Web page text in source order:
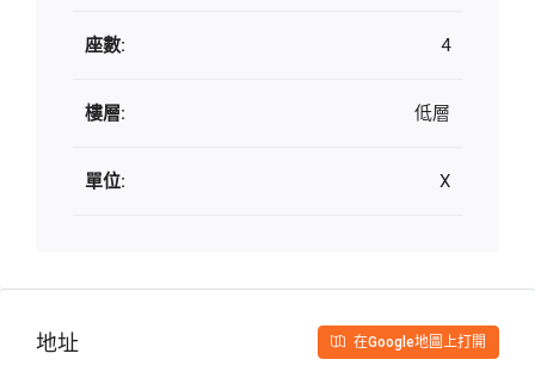
座數: 4
樓層: 低層
單位: X
地址 在Google地圖上打開